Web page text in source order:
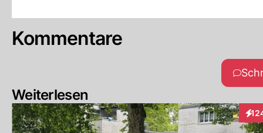
Kommentare
Weiterlesen